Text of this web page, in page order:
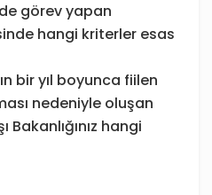
görev yapan
hangi kriterler esas
bir yıl boyunca fiilen
nedeniyle oluşan
Bakanlığınız hangi